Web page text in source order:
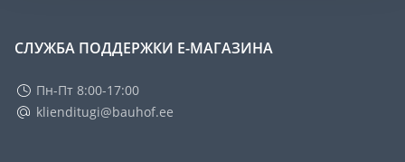
СЛУЖБА ПОДДЕРЖКИ Е-МАГАЗИНА
Пн-Пт 8:00-17:00
klienditugi@bauhof.ee